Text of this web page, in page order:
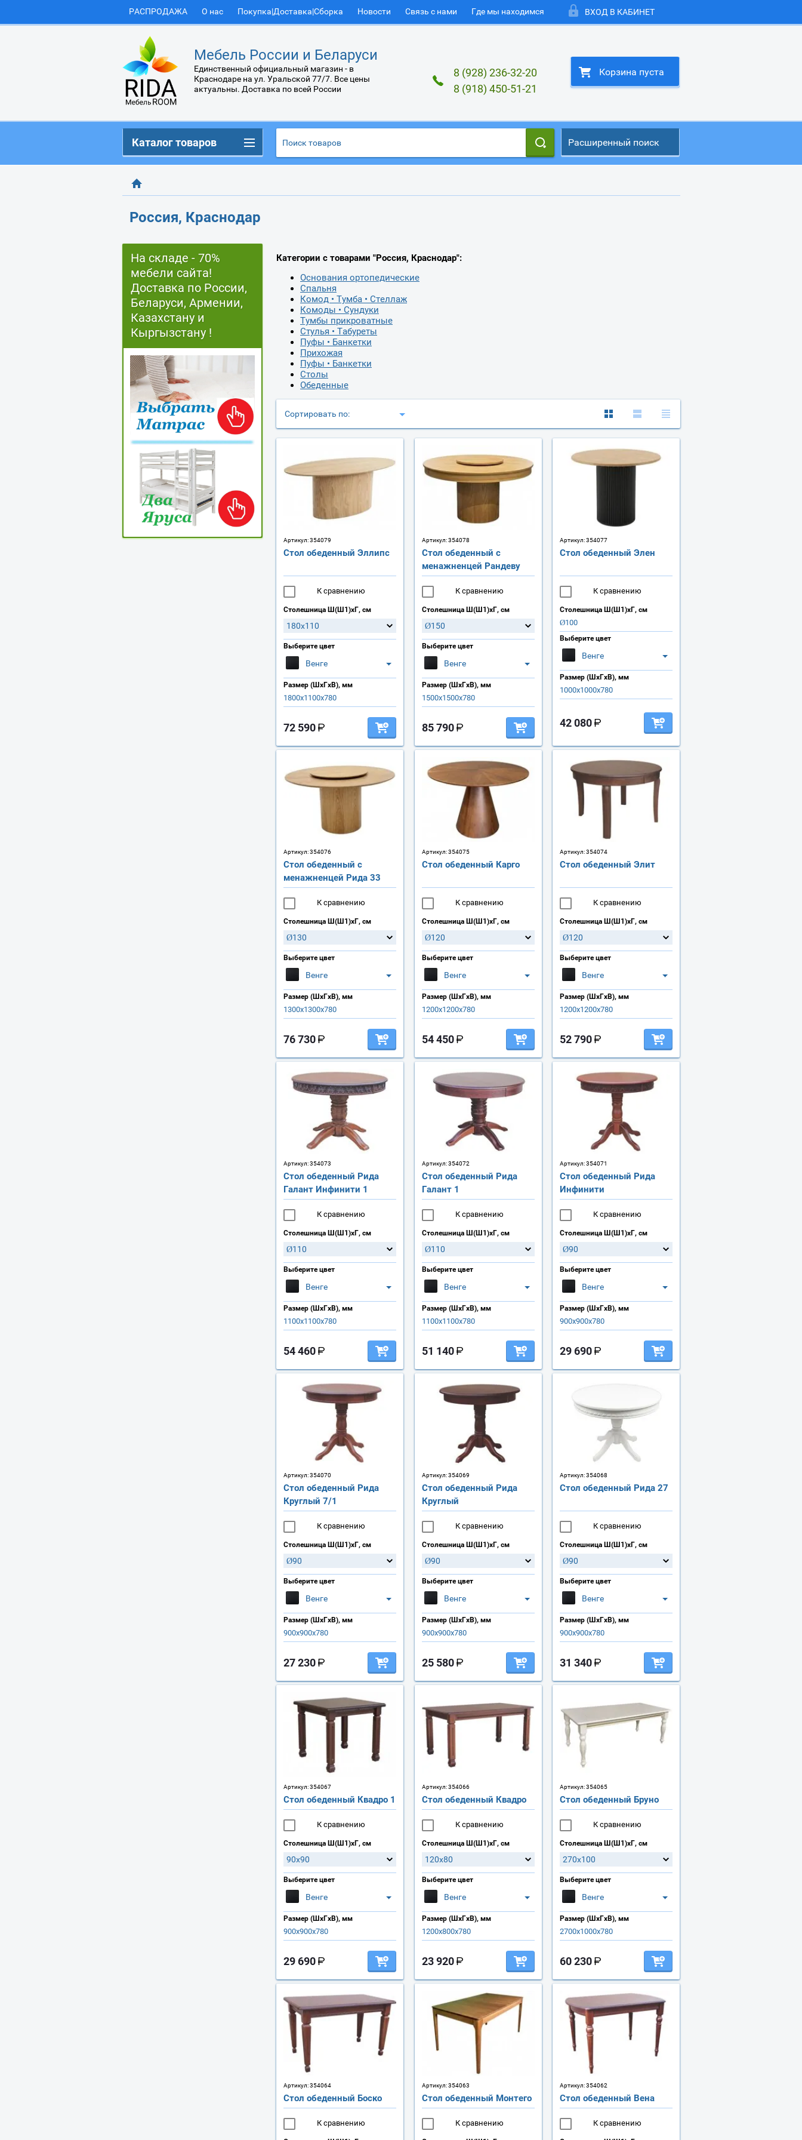
РАСПРОДАЖА О нас Покупка|Доставка|Сборка Новости Связь с нами Где мы находимся ВХОД В КАБИНЕТ
Мебель России и Беларуси
Единственный официальный магазин - в
Краснодаре на ул. Уральской 77/7. Все цены
актуальны. Доставка по всей России
8 (928) 236-32-20
8 (918) 450-51-21
Корзина пуста
Расширенный поиск
Россия, Краснодар
Категории с товарами "Россия, Краснодар":
Основания ортопедические
Спальня
Комод • Тумба • Стеллаж
Комоды • Сундуки
Тумбы прикроватные
Стулья • Табуреты
Пуфы • Банкетки
Прихожая
Пуфы • Банкетки
Столы
Обеденные
Сортировать по:
Артикул:354079
Стол обеденный Эллипс
К сравнению
Столешница Ш(Ш1)хГ, см
180х110
Выберите цвет
Венге
Размер (ШхГхВ), мм
1800х1100х780
72 590
Артикул:354078
Стол обеденный с
менажненцей Рандеву
К сравнению
Столешница Ш(Ш1)хГ, см
Ø150
Выберите цвет
Венге
Размер (ШхГхВ), мм
1500х1500х780
85 790
Артикул:354077
Стол обеденный Элен
К сравнению
Столешница Ш(Ш1)хГ, см
Ø100
Выберите цвет
Венге
Размер (ШхГхВ), мм
1000х1000х780
42 080
Артикул:354076
Стол обеденный с
менажненцей Рида 33
К сравнению
Столешница Ш(Ш1)хГ, см
Ø130
Выберите цвет
Венге
Размер (ШхГхВ), мм
1300х1300х780
76 730
Артикул:354075
Стол обеденный Карго
К сравнению
Столешница Ш(Ш1)хГ, см
Ø120
Выберите цвет
Венге
Размер (ШхГхВ), мм
1200х1200х780
54 450
Артикул:354074
Стол обеденный Элит
К сравнению
Столешница Ш(Ш1)хГ, см
Ø120
Выберите цвет
Венге
Размер (ШхГхВ), мм
1200х1200х780
52 790
Артикул:354073
Стол обеденный Рида
Галант Инфинити 1
К сравнению
Столешница Ш(Ш1)хГ, см
Ø110
Выберите цвет
Венге
Размер (ШхГхВ), мм
1100х1100х780
54 460
Артикул:354072
Стол обеденный Рида
Галант 1
К сравнению
Столешница Ш(Ш1)хГ, см
Ø110
Выберите цвет
Венге
Размер (ШхГхВ), мм
1100х1100х780
51 140
Артикул:354071
Стол обеденный Рида
Инфинити
К сравнению
Столешница Ш(Ш1)хГ, см
Ø90
Выберите цвет
Венге
Размер (ШхГхВ), мм
900х900х780
29 690
Артикул:354070
Стол обеденный Рида
Круглый 7/1
К сравнению
Столешница Ш(Ш1)хГ, см
Ø90
Выберите цвет
Венге
Размер (ШхГхВ), мм
900х900х780
27 230
Артикул:354069
Стол обеденный Рида
Круглый
К сравнению
Столешница Ш(Ш1)хГ, см
Ø90
Выберите цвет
Венге
Размер (ШхГхВ), мм
900х900х780
25 580
Артикул:354068
Стол обеденный Рида 27
К сравнению
Столешница Ш(Ш1)хГ, см
Ø90
Выберите цвет
Венге
Размер (ШхГхВ), мм
900х900х780
31 340
Артикул:354067
Стол обеденный Квадро 1
К сравнению
Столешница Ш(Ш1)хГ, см
90х90
Выберите цвет
Венге
Размер (ШхГхВ), мм
900х900х780
29 690
Артикул:354066
Стол обеденный Квадро
К сравнению
Столешница Ш(Ш1)хГ, см
120х80
Выберите цвет
Венге
Размер (ШхГхВ), мм
1200х800х780
23 920
Артикул:354065
Стол обеденный Бруно
К сравнению
Столешница Ш(Ш1)хГ, см
270х100
Выберите цвет
Венге
Размер (ШхГхВ), мм
2700х1000х780
60 230
Артикул:354064
Стол обеденный Боско
К сравнению
Артикул:354063
Стол обеденный Монтего
К сравнению
Артикул:354062
Стол обеденный Вена
К сравнению
Каталог товаров
На складе - 70%
мебели сайта!
Доставка по России,
Беларуси, Армении,
Казахстану и
Кыргызстану !